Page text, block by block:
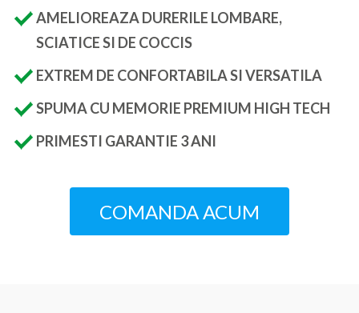
AMELIOREAZA DURERILE LOMBARE,
SCIATICE SI DE COCCIS
EXTREM DE CONFORTABILA SI VERSATILA
SPUMA CU MEMORIE PREMIUM HIGH TECH
PRIMESTI GARANTIE 3 ANI
COMANDA ACUM